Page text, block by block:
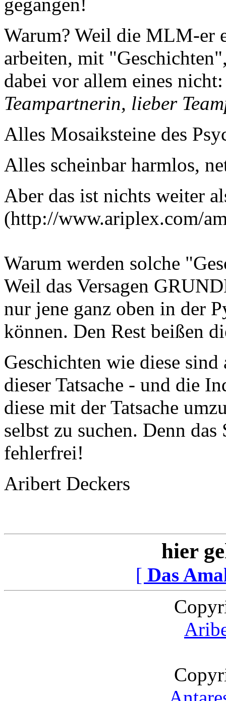
Warum? Weil die MLM-er
arbeiten, mit
dabei vor allem eines
Teampartnerin, lieber
Alles Mosaiksteine des
Alles scheinbar harmlos,
Aber das ist nichts weiter
(http://www.ariplex.com/
Warum werden solche
Weil das Versagen
nur jene ganz oben in der
können. Den Rest beißen
Geschichten wie diese sind
dieser Tatsache - und die
diese mit der Tatsache
selbst zu suchen. Denn
fehlerfrei!
Aribert Deckers
hier
[ Das